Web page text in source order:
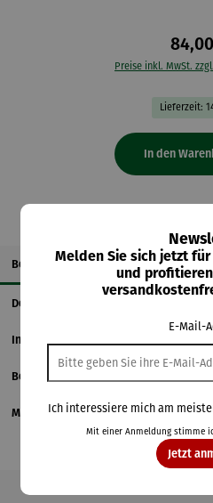
Preise inkl. MwSt.
Lieferzeit:
In den
Beschreibung
Details
Informationen zum Hersteller
Bewertungen
Magazinbeitrag
Melden Sie sich jetzt
und
E-Mail-
Ich interessiere mich am
Mit einer Anmeldung stimme
Jetzt